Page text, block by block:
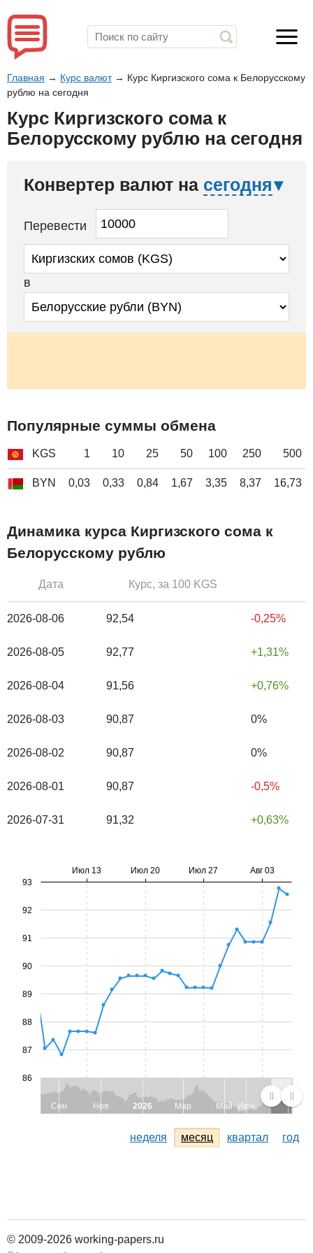
Главная → Курс валют→ Курс Киргизского сома к Белорусскому
рублю на сегодня
Курс Киргизского сома к
Белорусскому рублю на сегодня
Конвертер валют на сегодня
Перевести
в
Популярные суммы обмена
KGS 1 10 25 50 100 250 500
BYN 0,03 0,33 0,84 1,67 3,35 8,37 16,73
Динамика курса Киргизского сома к
Белорусскому рублю
Дата Курс, за 100 KGS
2026-08-06 92,54 -0,25%
2026-08-05 92,77 1,31%
2026-08-04 91,56 0,76%
2026-08-03 90,87 0%
2026-08-02 90,87 0%
2026-08-01 90,87 -0,5%
2026-07-31 91,32 0,63%
Сен Ноя 2026 Мар Май Июн
Июл 13 Июл 20 Июл 27 Авг 03
86
87
88
89
90
91
92
93
неделя месяц квартал год
© 2009-2026 working-papers.ru